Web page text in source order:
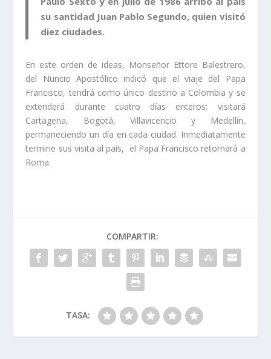
su santidad Juan Pablo Segundo, quien visitó
diez ciudades.
En este orden de ideas, Monseñor Ettore Balestrero,
del Nuncio Apostólico indicó que el viaje del Papa
Francisco, tendrá como único destino a Colombia y se
extenderá durante cuatro días enteros; visitará
Cartagena, Bogotá, Villavicencio y Medellín,
permaneciendo un día en cada ciudad. Inmediatamente
termine sus visita al país, el Papa Francisco retornará a
Roma.
COMPARTIR:
TASA: